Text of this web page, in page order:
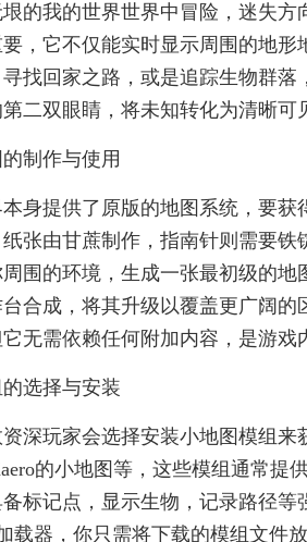
的我的世界世界中冒险，迷失
，它不仅能实时显示周围的地
找回家之路，或是追踪生物群
二双眼睛，将未知转化为清晰可
制作与使用
身提供了原版的地图系统，要
张由甘蔗制作，指南针则需要
围的环境，生成一张最初级的
合成，将其升级以覆盖更广阔
无需依赖任何附加内容，是游戏
选择与安装
深玩家会选择安装小地图模组来
的小地图等，这些模组通常
标记点，显示生物，记录路径
载器，你只需将下载的模组文件